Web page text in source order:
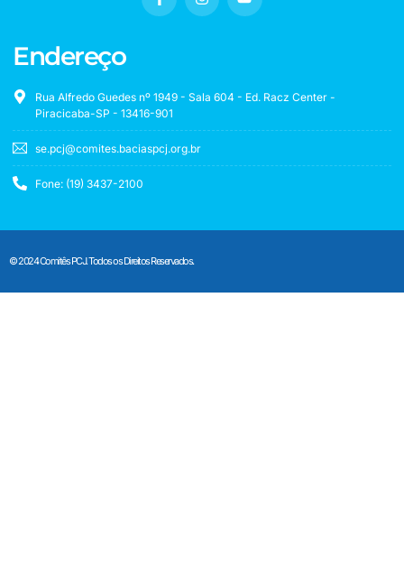
Endereço
Rua Alfredo Guedes nº 1949 - Sala 604 - Ed. Racz Center -
Piracicaba-SP - 13416-901
se.pcj@comites.baciaspcj.org.br
Fone: (19) 3437-2100
© 2024 Comitês PCJ. Todos os Direitos Reservados.